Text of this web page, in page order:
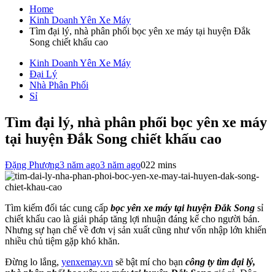
cho:
Home
Kinh Doanh Yên Xe Máy
Tìm đại lý, nhà phân phối bọc yên xe máy tại huyện Đắk
Song chiết khấu cao
Kinh Doanh Yên Xe Máy
Đại Lý
Nhà Phân Phối
Sỉ
Tìm đại lý, nhà phân phối bọc yên xe máy
tại huyện Đắk Song chiết khấu cao
Đặng Phượng3 năm ago3 năm ago022 mins
Tìm kiếm đối tác cung cấp bọc yên xe máy tại huyện Đắk Song sỉ
chiết khấu cao là giải pháp tăng lợi nhuận đáng kể cho người bán.
Nhưng sự hạn chế về đơn vị sản xuất cũng như vốn nhập lớn khiến
nhiều chủ tiệm gặp khó khăn.
Đừng lo lắng, yenxemay.vn sẽ bật mí cho bạn công ty tìm đại lý,